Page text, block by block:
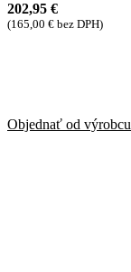
202,95 €
(165,00 € bez DPH)
Objednať od výrobcu